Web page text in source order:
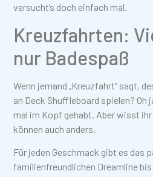
versucht’s doch einfach mal.
Kreuzfahrten:
nur Badespaß
Wenn jemand „Kreuzfahrt“ sagt,
an Deck Shuffleboard spielen? Oh
mal im Kopf gehabt. Aber wisst
können auch anders.
Für jeden Geschmack gibt es das
familienfreundlichen Dreamline